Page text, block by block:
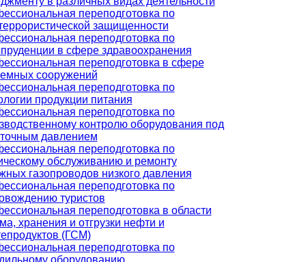
переподготовка по
защищенности
переподготовка по
в сфере здравоохранения
переподготовка в сфере
сооружений
переподготовка по
продукции питания
переподготовка по
контролю оборудования под
давлением
переподготовка по
обслуживанию и ремонту
газопроводов низкого давления
переподготовка по
туристов
переподготовка в области
хранения и отгрузки нефти и
(ГСМ)
переподготовка по
оборудованию